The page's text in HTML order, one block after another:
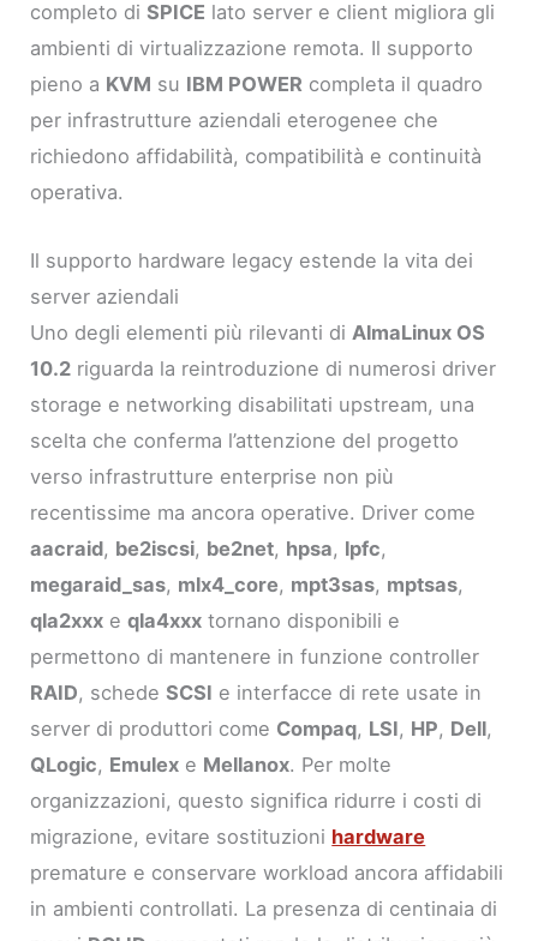
completo diSPICE lato server e client migliora gli
ambienti di virtualizzazione remota. Il supporto
pieno a KVM su IBM POWER completa il quadro
per infrastrutture aziendali eterogenee che
richiedono affidabilità, compatibilità e continuità
operativa.
Il supporto hardware legacy estende la vita dei
server aziendali
Uno degli elementi più rilevanti di AlmaLinux OS
10.2 riguarda la reintroduzione di numerosi driver
storage e networking disabilitati upstream, una
scelta che conferma l’attenzione del progetto
verso infrastrutture enterprise non più
recentissime ma ancora operative. Driver come
aacraid, be2iscsi, be2net, hpsa, lpfc,
megaraid_sas, mlx4_core, mpt3sas, mptsas,
qla2xxx eqla4xxx tornano disponibili e
permettono di mantenere in funzione controller
RAID, schedeSCSI e interfacce di rete usate in
server di produttori come Compaq, LSI, HP, Dell,
QLogic, Emulex e Mellanox. Per molte
organizzazioni, questo significa ridurre i costi di
migrazione, evitare sostituzioni hardware
premature e conservare workload ancora affidabili
in ambienti controllati. La presenza di centinaia di